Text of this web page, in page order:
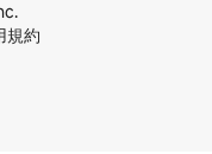
規約